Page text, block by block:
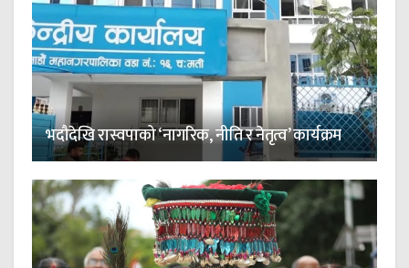
भदौदेखि रास्वपाको ‘नागरिक, नीति र नेतृत्व’ कार्यक्रम